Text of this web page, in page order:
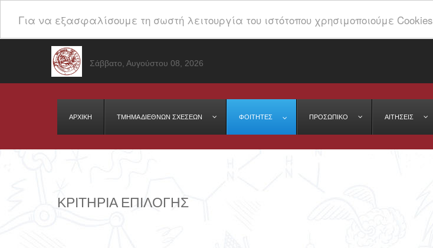
Για να εξασφαλίσουμε τη σωστή λειτουργία του ιστότοπου χρησιμοποιούμε Cookies
Σάββατο, Αυγούστου 08, 2026
ΑΡΧΙΚΗ ΤΜΉΜΑ ΔΙΕΘΝΩΝ ΣΧΕΣΕΩΝ ΦΟΙΤΗΤΕΣ ΠΡΟΣΩΠΙΚΌ ΑΙΤΉΣΕΙΣ
ΚΡΙΤΗΡΙΑ ΕΠΙΛΟΓΗΣ